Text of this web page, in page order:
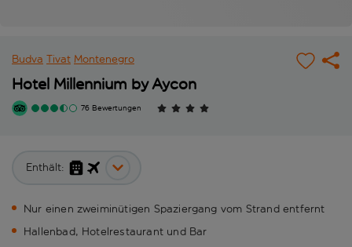
Budva Tivat Montenegro
Hotel Millennium by Aycon
76 Bewertungen
Enthält:
Nur einen zweiminütigen Spaziergang vom Strand entfernt
Hallenbad, Hotelrestaurant und Bar